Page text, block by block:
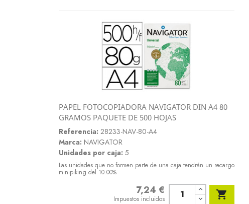
Vista rápida
PAPEL FOTOCOPIADORA NAVIGATOR DIN A4 80
GRAMOS PAQUETE DE 500 HOJAS
Referencia: 28233-NAV-80-A4
Marca: NAVIGATOR
Unidades por caja: 5
Las unidades que no formen parte de una caja tendrán un recargo
minipiking del 10.00%
7,24 €
Impuestos incluidos 